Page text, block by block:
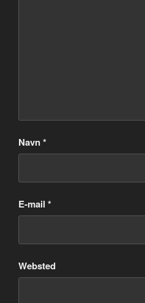
Navn*
E-mail *
Websted